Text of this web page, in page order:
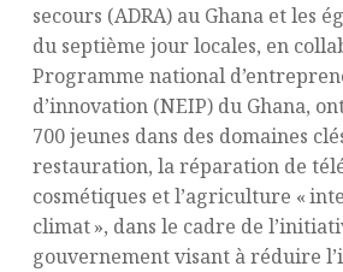
secours (ADRA) au Ghana et les
du septième jour locales, en
Programme national
d’innovation (NEIP) du Ghana,
700 jeunes dans des domaines
restauration, la réparation de
cosmétiques et l’agriculture «
climat », dans le cadre de
gouvernement visant à réduire